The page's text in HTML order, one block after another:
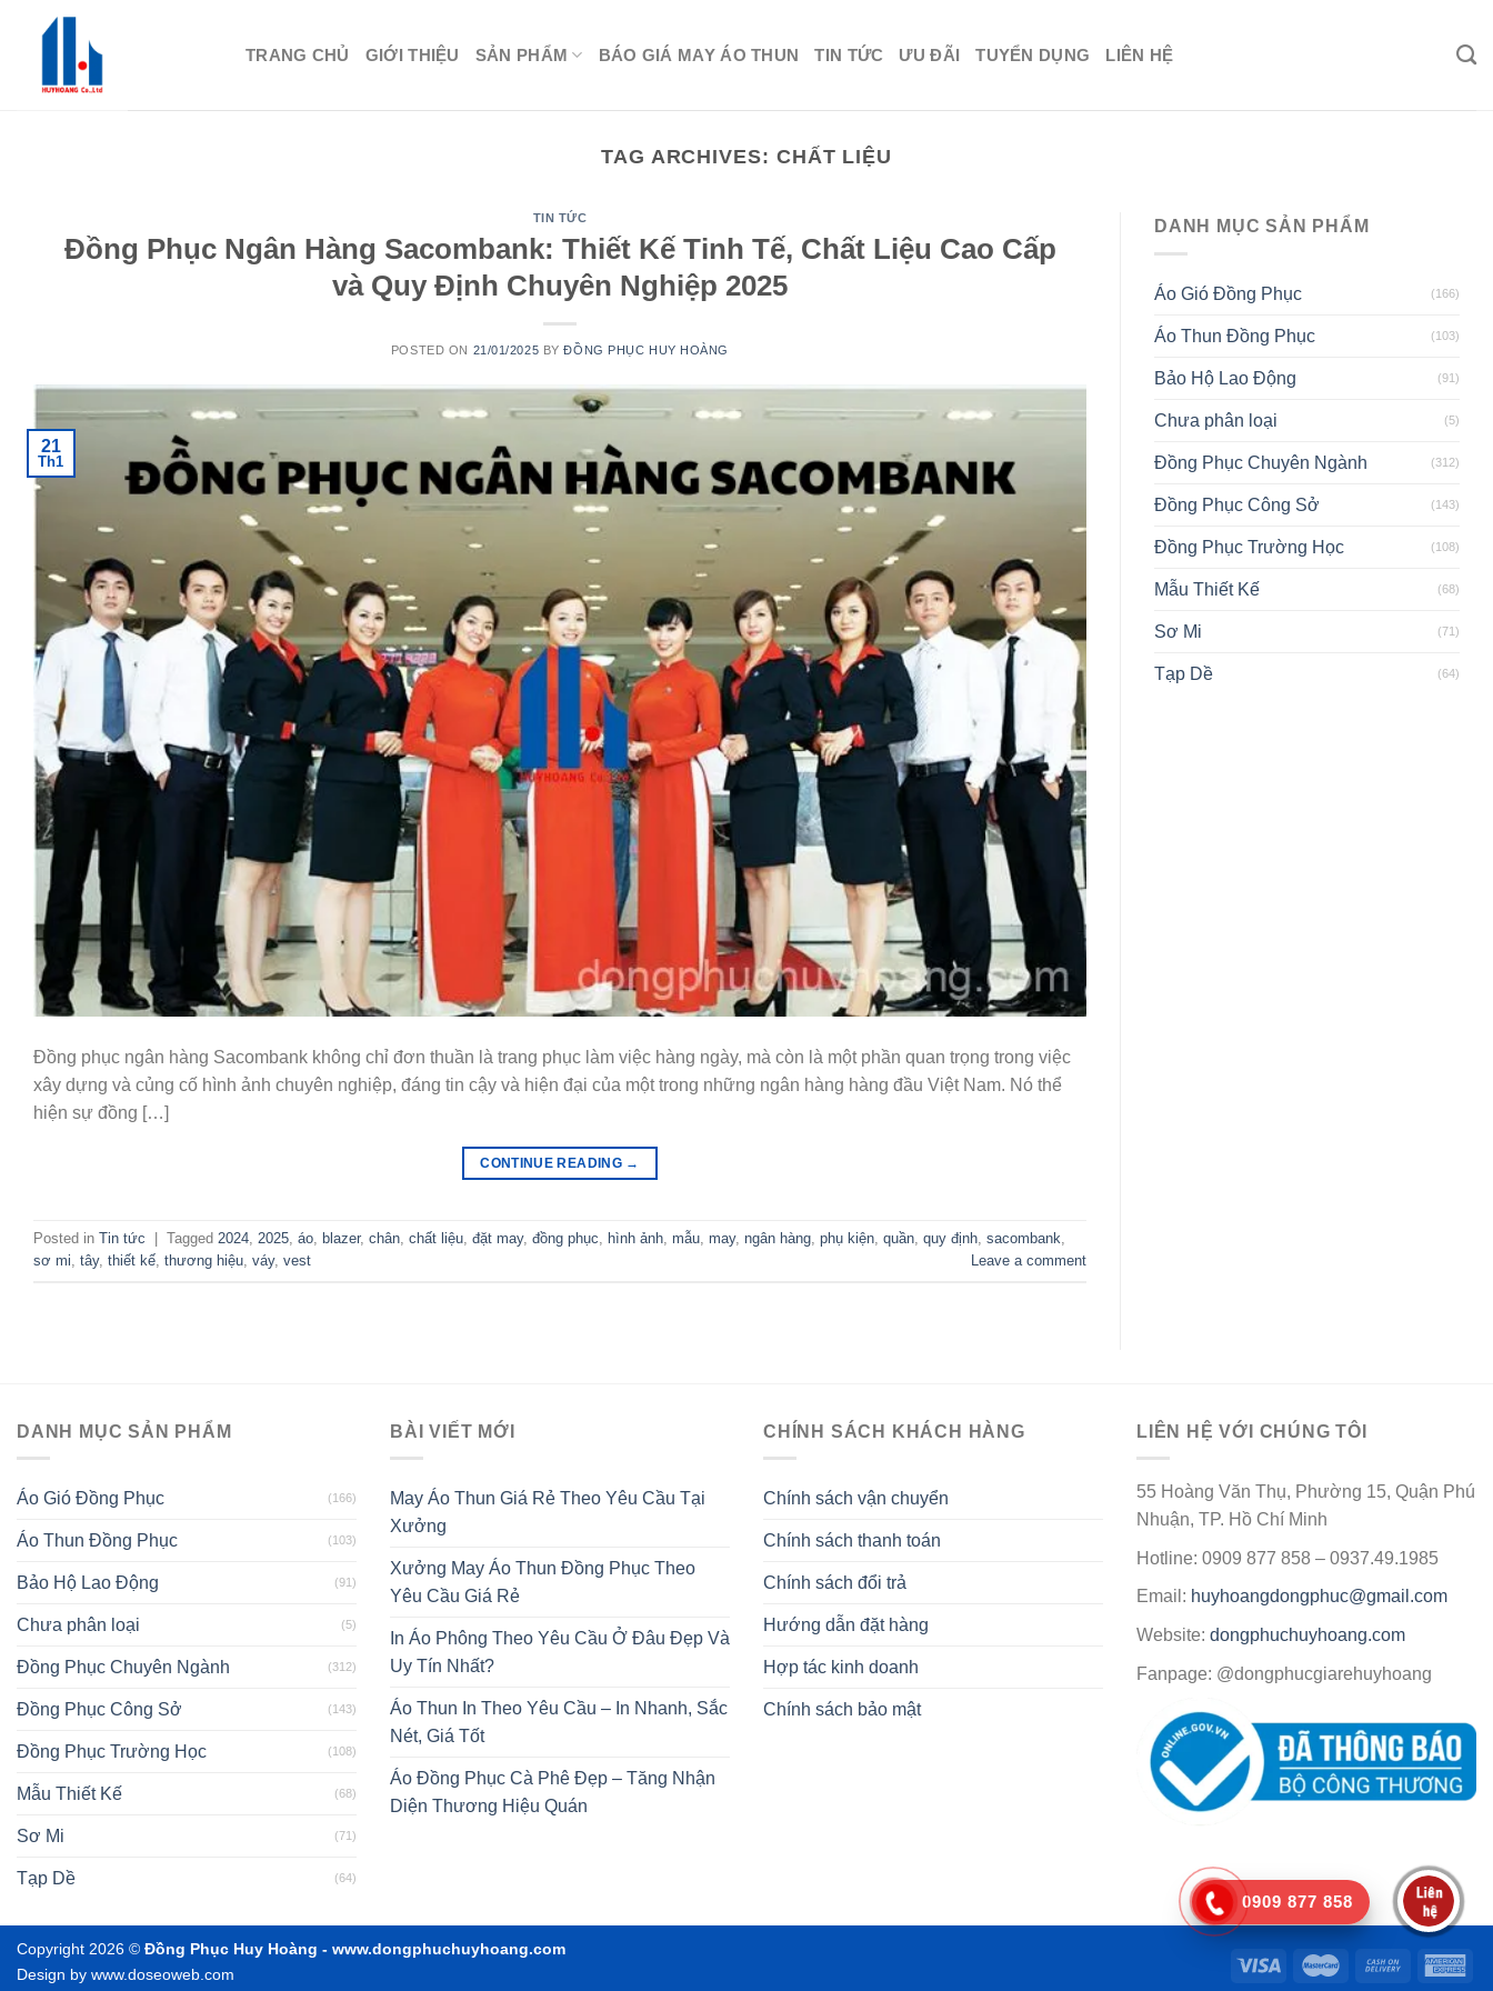
TRANG CHỦ GIỚI THIỆU SẢN PHẨM BÁO GIÁ MAY ÁO THUN TIN TỨC ƯU ĐÃI TUYỂN DỤNG LIÊN HỆ
TAG ARCHIVES: CHẤT LIỆU
TIN TỨC
Đồng Phục Ngân Hàng Sacombank: Thiết Kế Tinh Tế, Chất Liệu Cao Cấp
và Quy Định Chuyên Nghiệp 2025
POSTED ON 21/01/2025 BYĐỒNG PHỤC HUY HOÀNG
21
Th1
Đồng phục ngân hàng Sacombank không chỉ đơn thuần là trang phục làm việc hàng ngày, mà còn là một phần quan trọng trong việc
xây dựng và củng cố hình ảnh chuyên nghiệp, đáng tin cậy và hiện đại của một trong những ngân hàng hàng đầu Việt Nam. Nó thể
hiện sự đồng […]
CONTINUE READING →
Posted in Tin tức Tagged 2024 2025 áo blazer, chân chất liệu đặt may, đồng phục hình ảnh mẫu may, ngân hàng phụ kiện quần quy định sacombank
sơ mi tây, thiết kế thương hiệu váy, vest Leave a comment
DANH MỤC SẢN PHẨM
Áo Gió Đồng Phục (166)
Áo Thun Đồng Phục (103)
Bảo Hộ Lao Động (91)
Chưa phân loại (5)
Đồng Phục Chuyên Ngành (312)
Đồng Phục Công Sở (143)
Đồng Phục Trường Học (108)
Mẫu Thiết Kế (68)
Sơ Mi (71)
Tạp Dề (64)
DANH MỤC SẢN PHẨM
Áo Gió Đồng Phục (166)
Áo Thun Đồng Phục (103)
Bảo Hộ Lao Động (91)
Chưa phân loại (5)
Đồng Phục Chuyên Ngành (312)
Đồng Phục Công Sở (143)
Đồng Phục Trường Học (108)
Mẫu Thiết Kế (68)
Sơ Mi (71)
Tạp Dề (64)
BÀI VIẾT MỚI
May Áo Thun Giá Rẻ Theo Yêu Cầu Tại
Xưởng
Xưởng May Áo Thun Đồng Phục Theo
Yêu Cầu Giá Rẻ
In Áo Phông Theo Yêu Cầu Ở Đâu Đẹp Và
Uy Tín Nhất?
Áo Thun In Theo Yêu Cầu – In Nhanh, Sắc
Nét, Giá Tốt
Áo Đồng Phục Cà Phê Đẹp – Tăng Nhận
Diện Thương Hiệu Quán
CHÍNH SÁCH KHÁCH HÀNG
Chính sách vận chuyển
Chính sách thanh toán
Chính sách đổi trả
Hướng dẫn đặt hàng
Hợp tác kinh doanh
Chính sách bảo mật
LIÊN HỆ VỚI CHÚNG TÔI
55 Hoàng Văn Thụ, Phường 15, Quận Phú
Nhuận, TP. Hồ Chí Minh
Hotline: 0909 877 858 – 0937.49.1985
Email: huyhoangdongphuc@gmail.com
Website: dongphuchuyhoang.com
Fanpage: @dongphucgiarehuyhoang
Copyright 2026 © Đồng Phục Huy Hoàng - www.dongphuchuyhoang.com
Design by www.doseoweb.com
0909 877 858